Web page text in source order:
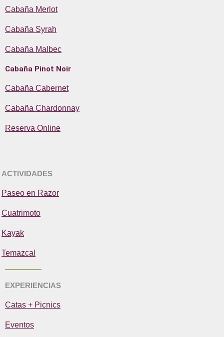
Cabaña Merlot
Cabaña Syrah
Cabaña Malbec
Cabaña Pinot Noir
Cabaña Cabernet
Cabaña Chardonnay
Reserva Online
ACTIVIDADES
Paseo en Razor
Cuatrimoto
Kayak
Temazcal
EXPERIENCIAS
Catas + Picnics
Eventos